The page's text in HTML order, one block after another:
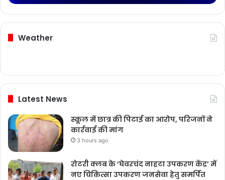
Weather
Latest News
स्कूल में छात्र की पिटाई का आरोप, परिजनों ने
कार्रवाई की मांग
3 hours ago
रोटरी क्लब के ‘घेवरचंद नाहटा उपकरण केंद्र’ में
नए चिकित्सा उपकरण जनसेवा हेतु समर्पित